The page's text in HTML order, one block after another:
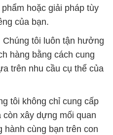
hoặc giải pháp tùy
của bạn.
tôi luôn tận hưởng
hàng bằng cách cung
trên nhu cầu cụ thể của
tôi không chỉ cung cấp
xây dựng mối quan
hành cùng bạn trên con